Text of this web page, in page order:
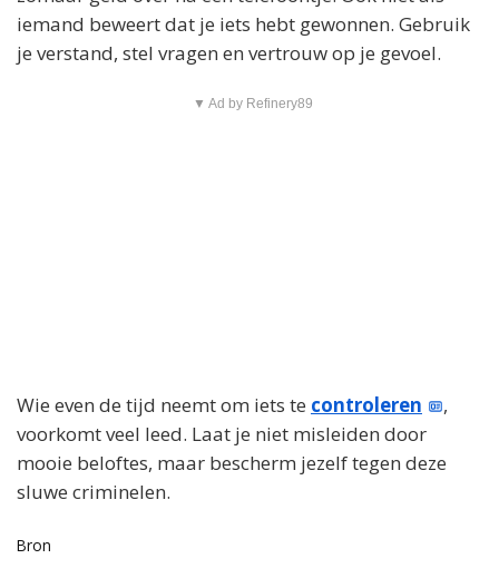
iemand beweert dat je iets hebt gewonnen. Gebruik
je verstand, stel vragen en vertrouw op je gevoel.
▼ Ad by Refinery89
Wie even de tijd neemt om iets te controleren
,
voorkomt veel leed. Laat je niet misleiden door
mooie beloftes, maar bescherm jezelf tegen deze
sluwe criminelen.
Bron